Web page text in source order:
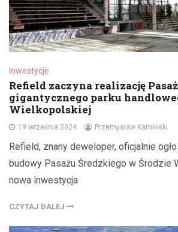
Inwestycje
Refield zaczyna realizację
gigantycznego parku
Wielkopolskiej
19 września 2024 Przemysław Kamiński
Refield, znany deweloper, oficjalnie
budowy Pasażu Średzkiego w Środzie
nowa inwestycja
CZYTAJ DALEJ